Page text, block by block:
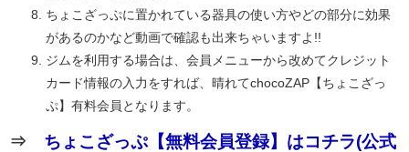
ちょこざっぷに置かれている器具の使い方やどの部分に効果
があるのかなど動画で確認も出来ちゃいますよ!!
ジムを利用する場合は、会員メニューから改めてクレジット
カード情報の入力をすれば、晴れてchocoZAP【ちょこざっ
ぷ】有料会員となります。
⇒ ちょこざっぷ【無料会員登録】はコチラ(公式